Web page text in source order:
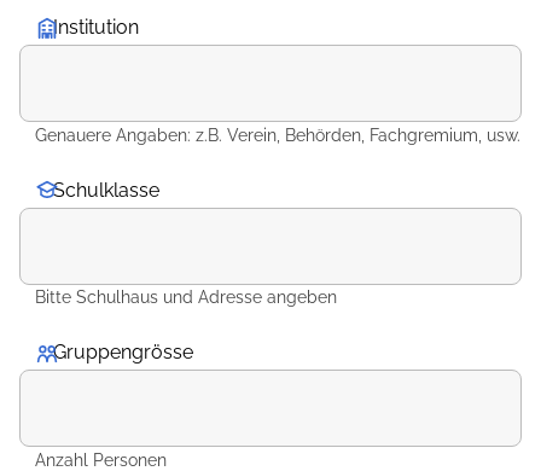
Institution
Genauere Angaben: z.B. Verein, Behörden, Fachgremium, usw.
Schulklasse
Bitte Schulhaus und Adresse angeben
Gruppengrösse
Anzahl Personen